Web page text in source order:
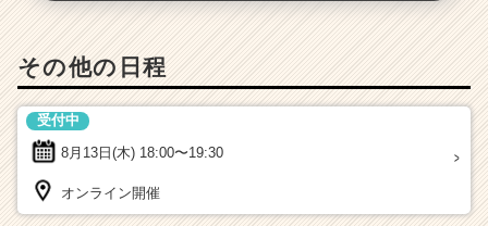
その他の日程
8月13日(木) 18:00〜19:30
受付中
オンライン開催